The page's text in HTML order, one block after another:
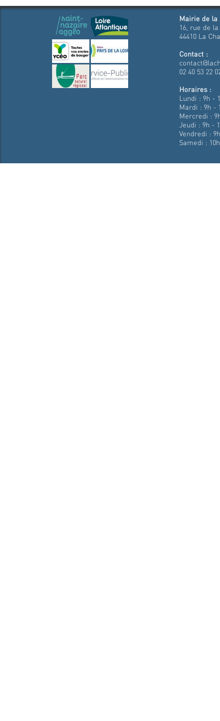
Mairie de la
16, rue de
44410 La
Contact :
02 40 53 22
Horaires :
Lundi : 9h -
Mardi : 9h -
Mercredi :
Jeudi : 9h -
Vendredi :
Samedi :